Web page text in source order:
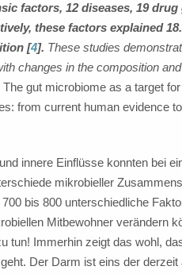
factors, 12 diseases, 19
these factors explained
[4]. These studies
changes in the composition
gut microbiome as a target
from current human evidence
innere Einflüsse konnten bei
mikrobieller
bis 800 unterschiedliche
Mitbewohner verändern
tun! Immerhin zeigt das wohl,
Der Darm ist eins der